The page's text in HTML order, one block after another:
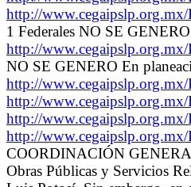
http://
1 Federales NO SE
http://
NO SE GENERO En
http://
http://
http://
http://
COORDINACIÓN
Obras Públicas y Servicios